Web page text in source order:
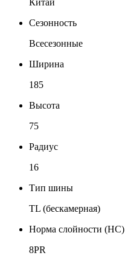
Сезонность
Всесезонные
Ширина
185
Высота
75
Радиус
16
Тип шины
TL (бескамерная)
Норма слойности (НС)
8PR